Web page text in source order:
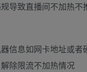
导致直播间不加热
信息如网卡地址或
除限流不加热情况